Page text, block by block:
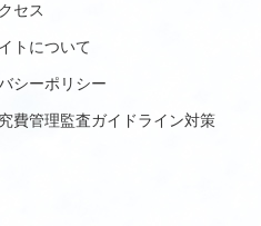
セス
トについて
シーポリシー
費管理監査ガイドライン対策